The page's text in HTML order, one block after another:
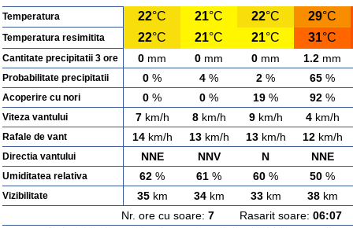
Temperatura 22°C 21°C 22°C 29°C
Temperatura resimitita 22°C 21°C 21°C 31°C
Cantitate precipitatii 3 ore 0 mm 0 mm 0 mm 1.2 mm
Probabilitate precipitatii 0 % 4 % 2 % 65 %
Acoperire cu nori 0 % 0 % 19 % 92 %
Viteza vantului 7km/h 8km/h 9km/h 4km/h
Rafale de vant 14km/h 13km/h 13km/h 12km/h
Directia vantului NNE NNV N NNE
Umiditatea relativa 62 % 61 % 60 % 50 %
Vizibilitate 35km 34km 33km 38km
Nr. ore cu soare: 7Rasarit soare: 06:07